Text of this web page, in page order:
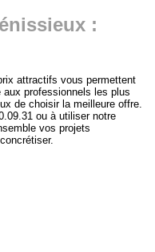
:
attractifs vous permettent
aux professionnels les plus
de choisir la meilleure offre.
ou à utiliser notre
vos projets